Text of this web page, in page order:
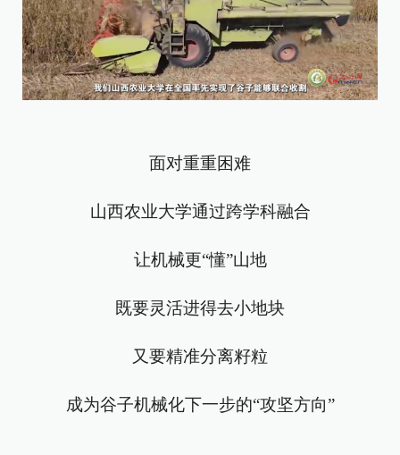
面对重重困难
山西农业大学通过跨学科融合
让机械更“懂”山地
既要灵活进得去小地块
又要精准分离籽粒
成为谷子机械化下一步的“攻坚方向”